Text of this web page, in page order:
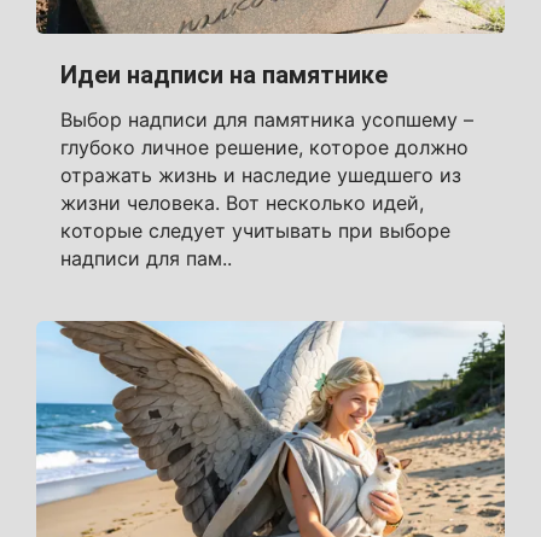
Идеи надписи на памятнике
Выбор надписи для памятника усопшему –
глубоко личное решение, которое должно
отражать жизнь и наследие ушедшего из
жизни человека. Вот несколько идей,
которые следует учитывать при выборе
надписи для пам..